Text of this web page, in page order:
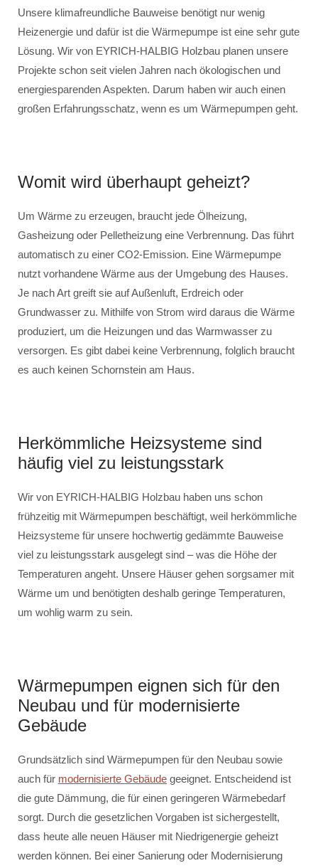
Unsere klimafreundliche Bauweise benötigt nur wenig
Heizenergie und dafür ist die Wärmepumpe ist eine sehr gute
Lösung. Wir von EYRICH-HALBIG Holzbau planen unsere
Projekte schon seit vielen Jahren nach ökologischen und
energiesparenden Aspekten. Darum haben wir auch einen
großen Erfahrungsschatz, wenn es um Wärmepumpen geht.
Womit wird überhaupt geheizt?
Um Wärme zu erzeugen, braucht jede Ölheizung,
Gasheizung oder Pelletheizung eine Verbrennung. Das führt
automatisch zu einer CO2-Emission. Eine Wärmepumpe
nutzt vorhandene Wärme aus der Umgebung des Hauses.
Je nach Art greift sie auf Außenluft, Erdreich oder
Grundwasser zu. Mithilfe von Strom wird daraus die Wärme
produziert, um die Heizungen und das Warmwasser zu
versorgen. Es gibt dabei keine Verbrennung, folglich braucht
es auch keinen Schornstein am Haus.
Herkömmliche Heizsysteme sind
häufig viel zu leistungsstark
Wir von EYRICH-HALBIG Holzbau haben uns schon
frühzeitig mit Wärmepumpen beschäftigt, weil herkömmliche
Heizsysteme für unsere hochwertig gedämmte Bauweise
viel zu leistungsstark ausgelegt sind – was die Höhe der
Temperaturen angeht. Unsere Häuser gehen sorgsamer mit
Wärme um und benötigten deshalb geringe Temperaturen,
um wohlig warm zu sein.
Wärmepumpen eignen sich für den
Neubau und für modernisierte
Gebäude
Grundsätzlich sind Wärmepumpen für den Neubau sowie
auch für modernisierte Gebäude geeignet. Entscheidend ist
die gute Dämmung, die für einen geringeren Wärmebedarf
sorgt. Durch die gesetzlichen Vorgaben ist sichergestellt,
dass heute alle neuen Häuser mit Niedrigenergie geheizt
werden können. Bei einer Sanierung oder Modernisierung